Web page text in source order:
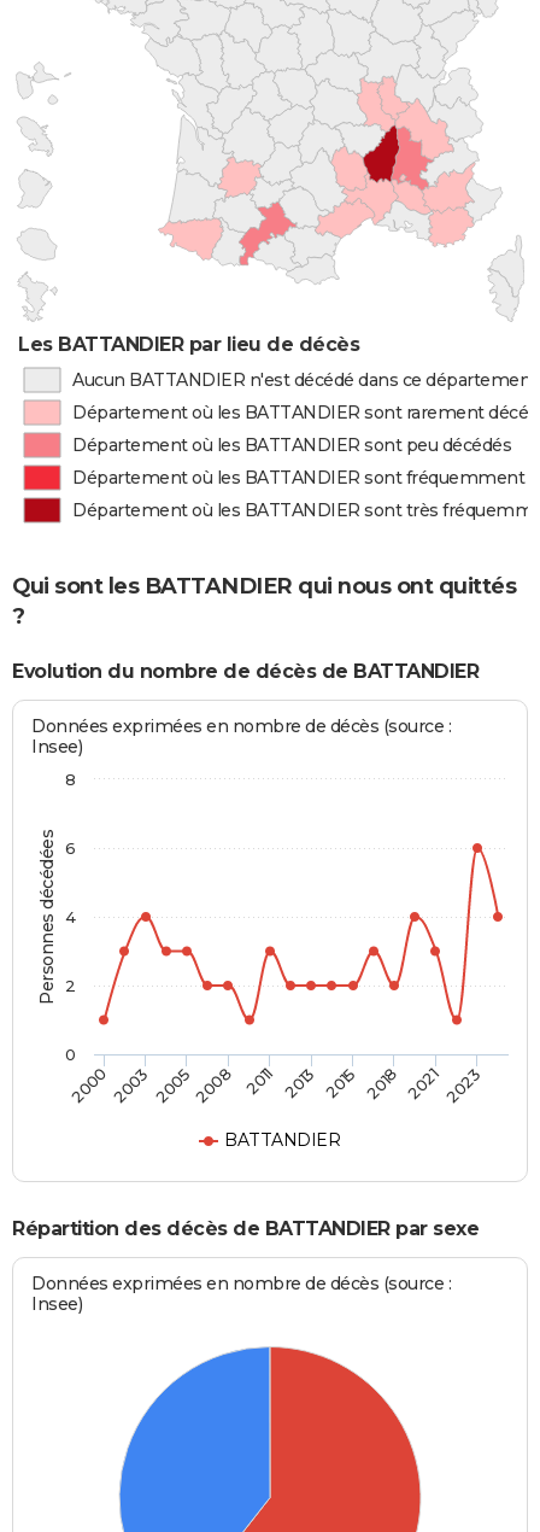
Les BATTANDIER par lieu de décès
Aucun BATTANDIER n'est décédé dans ce département
Département où les BATTANDIER sont rarement
Département où les BATTANDIER sont peu décédés
Département où les BATTANDIER sont fréquemment
Département où les BATTANDIER sont très
Qui sont les BATTANDIER qui nous ont quittés
?
Evolution du nombre de décès de BATTANDIER
Personnes décédées
Données exprimées en nombre de décès (source :
Insee)
BATTANDIER
2000200320052008 2011 2013 2015 2018 20212023
0
2
4
6
8
Répartition des décès de BATTANDIER par sexe
Données exprimées en nombre de décès (source :
Insee)